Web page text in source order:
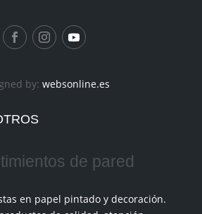
by:websonline.es
de pared
en papel pintado y decoración.